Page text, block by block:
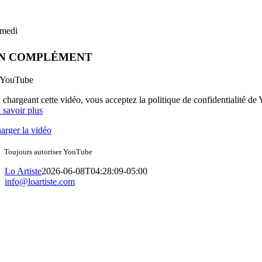
COMPLÉMENT
chargeant cette vidéo, vous acceptez la politique de confidentialité de
savoir plus
la vidéo
Toujours autoriser YouTube
Lo Artiste2026-06-08T04:28:09-05:00
info@loartiste.com